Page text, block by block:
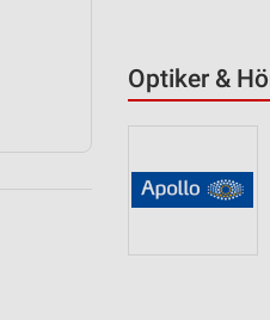
Optiker &